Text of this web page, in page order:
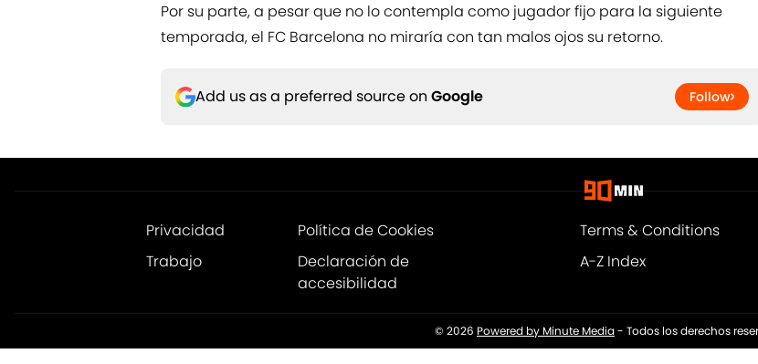
Por su parte, a pesar que no lo contempla como jugador fijo para la siguiente
temporada, el FC Barcelona no miraría con tan malos ojos su retorno.
Add us as a preferred source on Google Follow
Privacidad Política de Cookies Terms & Conditions
Trabajo
Declaración de
accesibilidad
A-Z Index
© 2026 Powered by Minute Media- Todos los derechos